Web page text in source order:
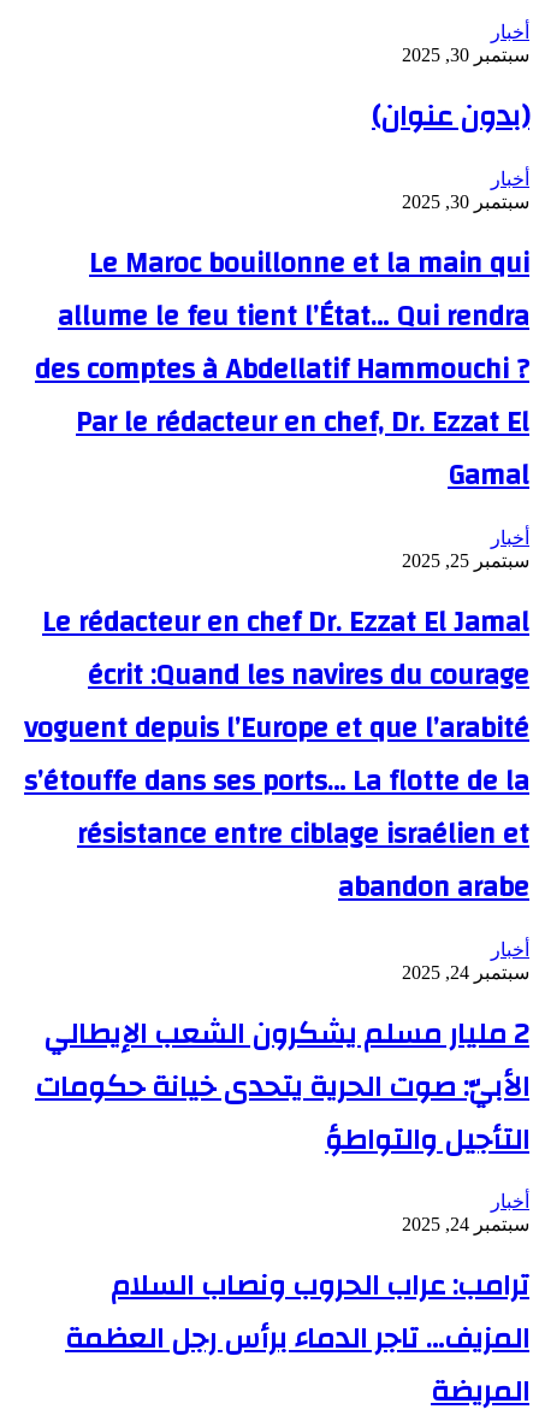
أخبار
سبتمبر 30, 2025
(بدون عنوان)
أخبار
سبتمبر 30, 2025
Le Maroc bouillonne et la main qui
allume le feu tient l’État… Qui rendra
des comptes à Abdellatif Hammouchi ?
Par le rédacteur en chef, Dr. Ezzat El
Gamal
أخبار
سبتمبر 25, 2025
Le rédacteur en chef Dr. Ezzat El Jamal
écrit :Quand les navires du courage
voguent depuis l’Europe et que l’arabité
s’étouffe dans ses ports… La flotte de la
résistance entre ciblage israélien et
abandon arabe
أخبار
سبتمبر 24, 2025
2 مليار مسلم يشكرون الشعب الإيطالي
الأبيّ: صوت الحرية يتحدى خيانة حكومات
التأجيل والتواطؤ
أخبار
سبتمبر 24, 2025
ترامب: عراب الحروب ونصاب السلام
المزيف… تاجر الدماء برأس رجل العظمة
المريضة